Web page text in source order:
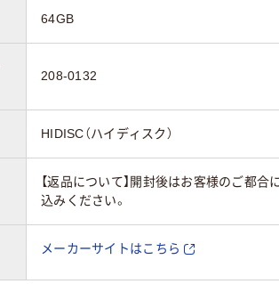
64GB
208-0132
HIDISC（ハイディスク）
【返品について】開封後はお客様のご都
込みください。
メーカーサイトはこちら